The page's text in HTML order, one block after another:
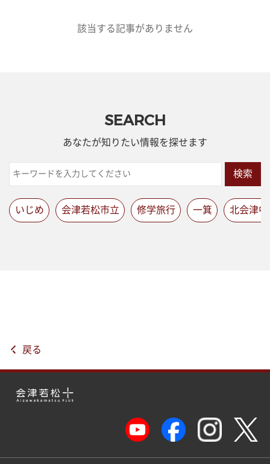
該当する記事がありません
SEARCH
あなたが知りたい情報を探せます
検索
いじめ 会津若松市立 修学旅行 一箕 北会津中
戻る